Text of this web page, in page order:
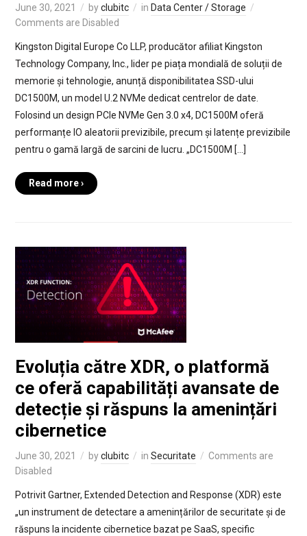
June 30, 2021 byclubitc in Data Center / Storage
Comments are Disabled
Kingston Digital Europe Co LLP, producător afiliat Kingston
Technology Company, Inc., lider pe piața mondială de soluții de
memorie și tehnologie, anunță disponibilitatea SSD-ului
DC1500M, un model U.2 NVMe dedicat centrelor de date.
Folosind un design PCIe NVMe Gen 3.0 x4, DC1500M oferă
performanțe IO aleatorii previzibile, precum și latențe previzibile
pentru o gamă largă de sarcini de lucru. „DC1500M […]
Read more ›
Evoluția către XDR, o platformă
ce oferă capabilități avansate de
detecție și răspuns la amenințări
cibernetice
June 30, 2021 byclubitc in Securitate
Comments are
Disabled
Potrivit Gartner, Extended Detection and Response (XDR) este
„un instrument de detectare a amenințărilor de securitate și de
răspuns la incidente cibernetice bazat pe SaaS, specific